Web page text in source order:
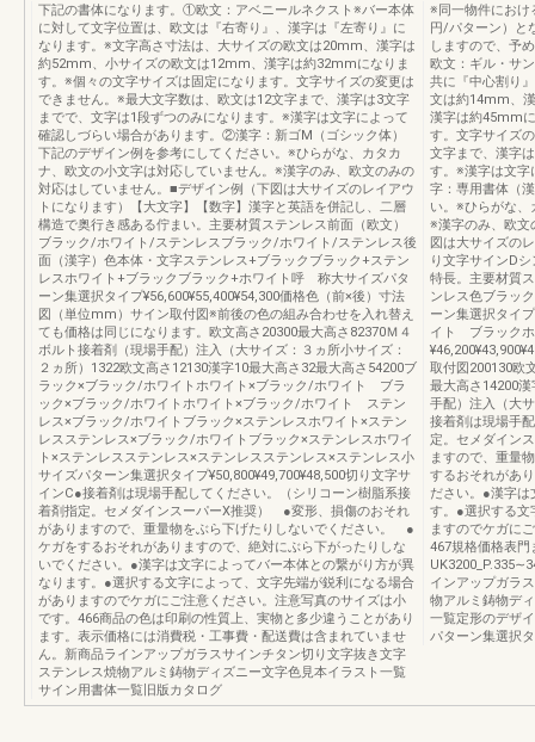
下記の書体になります。①欧文：アベニールネクスト※バー本体
に対して文字位置は、欧文は『右寄り』、漢字は『左寄り』に
なります。※文字高さ寸法は、大サイズの欧文は20mm、漢字は
約52mm、小サイズの欧文は12mm、漢字は約32mmになりま
す。※個々の文字サイズは固定になります。文字サイズの変更は
できません。※最大文字数は、欧文は12文字まで、漢字は3文字
までで、文字は1段ずつのみになります。※漢字は文字によって
確認しづらい場合があります。②漢字：新ゴM（ゴシック体）
下記のデザイン例を参考にしてください。※ひらがな、カタカ
ナ、欧文の小文字は対応していません。※漢字のみ、欧文のみの
対応はしていません。■デザイン例（下図は大サイズのレイアウ
トになります）【大文字】【数字】漢字と英語を併記し、二層
構造で奥行き感ある佇まい。主要材質ステンレス前面（欧文）
ブラック/ホワイト/ステンレスブラック/ホワイト/ステンレス後
面（漢字）色本体・文字ステンレス+ブラックブラック+ステン
レスホワイト+ブラックブラック+ホワイト呼 称大サイズパタ
ーン集選択タイプ¥56,600¥55,400¥54,300価格色（前×後）寸法
図（単位mm）サイン取付図※前後の色の組み合わせを入れ替え
ても価格は同じになります。欧文高さ20300最大高さ82370Ｍ４
ボルト接着剤（現場手配）注入（大サイズ：３ヵ所小サイズ：
２ヵ所）1322欧文高さ12130漢字10最大高さ32最大高さ54200ブ
ラック×ブラック/ホワイトホワイト×ブラック/ホワイト ブラ
ック×ブラック/ホワイトホワイト×ブラック/ホワイト ステン
レス×ブラック/ホワイトブラック×ステンレスホワイト×ステン
レスステンレス×ブラック/ホワイトブラック×ステンレスホワイ
ト×ステンレスステンレス×ステンレスステンレス×ステンレス小
サイズパターン集選択タイプ¥50,800¥49,700¥48,500切り文字サ
インC●接着剤は現場手配してください。（シリコーン樹脂系接
着剤指定。セメダインスーパーX推奨） ●変形、損傷のおそれ
がありますので、重量物をぶら下げたりしないでください。 ●
ケガをするおそれがありますので、絶対にぶら下がったりしな
いでください。●漢字は文字によってバー本体との繋がり方が異
なります。●選択する文字によって、文字先端が鋭利になる場合
がありますのでケガにご注意ください。注意写真のサイズは小
です。466商品の色は印刷の性質上、実物と多少違うことがあり
ます。表示価格には消費税・工事費・配送費は含まれていませ
ん。新商品ラインアップガラスサインチタン切り文字抜き文字
ステンレス焼物アルミ鋳物ディズニー文字色見本イラスト一覧
サイン用書体一覧旧版カタログ
※同一物件におけ
円/パターン）と
しますので、予
欧文：ギル・サ
共に『中心割り
文は約14mm、
漢字は約45mm
す。文字サイズ
文字まで、漢字
す。※漢字は文
字：専用書体（
い。※ひらがな、
※漢字のみ、欧文
図は大サイズの
り文字サインD
特長。主要材質
ンレス色ブラッ
ーン集選択タイ
イト ブラック
取付図200130欧
最大高さ14200
手配）注入（大
接着剤は現場手
定。セメダイン
ますので、重量
するおそれがあ
ださい。●漢字は
す。●選択する文
ますのでケガに
467規格価格表門
インアップガラ
物アルミ鋳物デ
一覧定形のデザ
パターン集選択